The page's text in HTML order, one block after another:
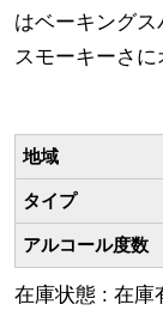
はベーキング
スモーキーさに
地域
タイプ
アルコール度数
在庫状態 : 在庫